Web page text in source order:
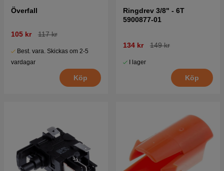
Överfall
105 kr 117 kr
Best. vara. Skickas om 2-5
vardagar
Köp
Ringdrev 3/8" - 6T
5900877-01
134 kr 149 kr
I lager
Köp